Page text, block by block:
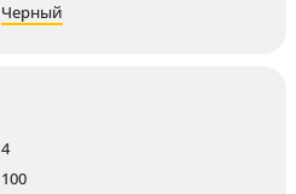
Черный
4
100